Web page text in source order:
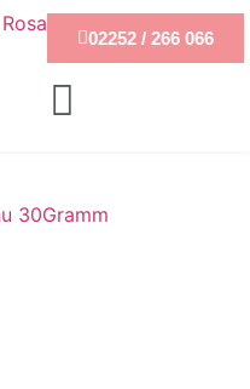
02252 / 266 066